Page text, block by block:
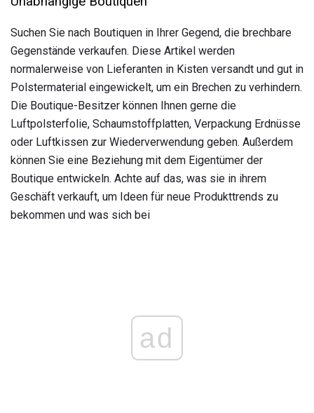
Suchen Sie nach Boutiquen in Ihrer Gegend, die brechbare
Gegenstände verkaufen. Diese Artikel werden
normalerweise von Lieferanten in Kisten versandt und gut in
Polstermaterial eingewickelt, um ein Brechen zu verhindern.
Die Boutique-Besitzer können Ihnen gerne die
Luftpolsterfolie, Schaumstoffplatten, Verpackung Erdnüsse
oder Luftkissen zur Wiederverwendung geben. Außerdem
können Sie eine Beziehung mit dem Eigentümer der
Boutique entwickeln. Achte auf das, was sie in ihrem
Geschäft verkauft, um Ideen für neue Produkttrends zu
bekommen und was sich bei
ad